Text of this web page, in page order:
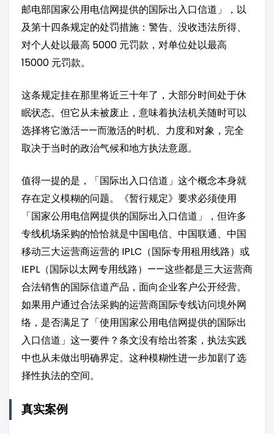
邮电部国家公用电信网提供的国际出入口信道」，以
及第十四条规定的处罚措施：警告、没收违法所得、
对个人处以最高 5000 元罚款，对单位处以最高
15000 元罚款。
这条规定挂在那里将近三十年了，大部分时间处于休
眠状态。但它从未被废止，意味着执法机关随时可以
选择将它激活——而激活的时机、力度和对象，完全
取决于当时的政治气候和地方执法意愿。
值得一提的是，「国际出入口信道」这个概念本身就
存在定义模糊的问题。《暂行规定》要求必须使用
「国家公用电信网提供的国际出入口信道」，但许多
专线机场采购的恰恰就是中国电信、中国联通、中国
移动三大运营商运营的 IPLC（国际专用租用线路）或
IEPL（国际以太网专用线路）——这些都是三大运营商
合法销售的国际信道产品，面向企业客户公开经营。
如果用户通过合法采购的运营商国际专线访问境外网
络，是否满足了「使用国家公用电信网提供的国际出
入口信道」这一要件？条文没有给出答案，执法实践
中也从未做出明确界定。这种模糊性进一步加剧了选
择性执法的空间。
真实案例